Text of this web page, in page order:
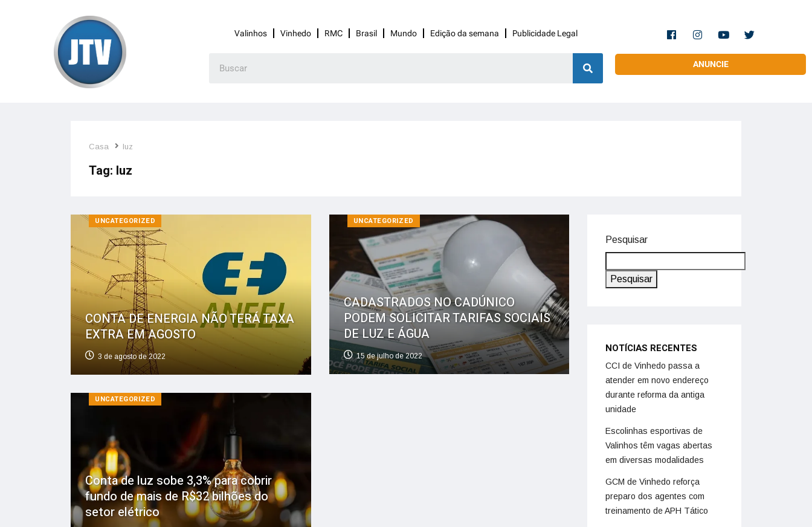
Valinhos Vinhedo RMC Brasil Mundo Edição da semana Publicidade Legal
ANUNCIE
Casa luz
Tag: luz
UNCATEGORIZED
CONTA DE ENERGIA NÃO TERÁ TAXA
EXTRA EM AGOSTO
3 de agosto de 2022
UNCATEGORIZED
CADASTRADOS NO CADÚNICO
PODEM SOLICITAR TARIFAS SOCIAIS
DE LUZ E ÁGUA
15 de julho de 2022
UNCATEGORIZED
Conta de luz sobe 3,3% para cobrir
fundo de mais de R$32 bilhões do
setor elétrico
Pesquisar
Pesquisar
NOTÍCIAS RECENTES
CCI de Vinhedo passa a
atender em novo endereço
durante reforma da antiga
unidade
Escolinhas esportivas de
Valinhos têm vagas abertas
em diversas modalidades
GCM de Vinhedo reforça
preparo dos agentes com
treinamento de APH Tático